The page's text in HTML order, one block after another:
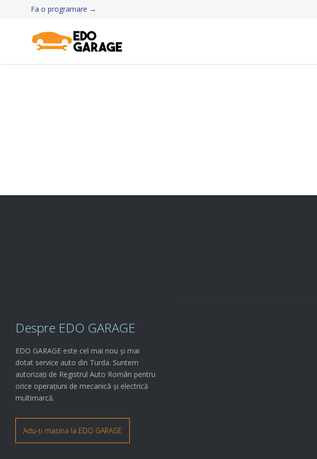
Fa o programare →
Despre EDO GARAGE
EDO GARAGE este cel mai nou și mai
dotat service auto din Turda. Suntem
autorizați de Registrul Auto Român pentru
orice operațiuni de mecanică și electrică
multimarcă.
Adu-ți masina la EDO GARAGE